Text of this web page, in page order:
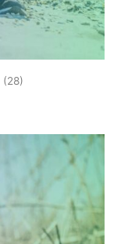
(28)